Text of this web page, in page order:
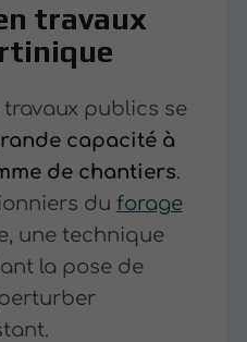
travaux
publics se
capacité à
de chantiers.
du forage
une technique
la pose de